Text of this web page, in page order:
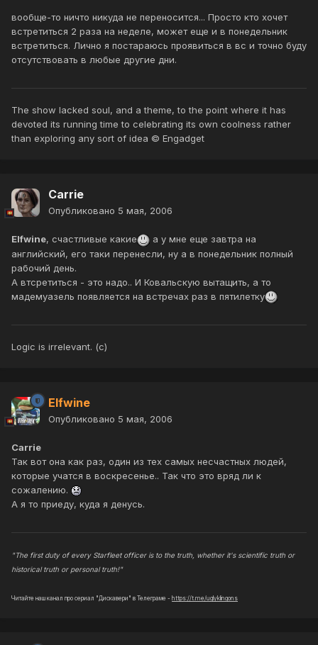
вообще-то ничто никуда не переносится... Просто кто хочет
встретиться 2 раза на неделе, может еще и в понедельник
встретиться. Лично я постараюсь проявиться в вс и точно буду
отсутствовать в любые другие дни.
The show lacked soul, and a theme, to the point where it has
devoted its running time to celebrating its own coolness rather
than exploring any sort of idea © Engadget
Carrie
Опубликовано 5 мая, 2006
Elfwine, счастливые какие
а у мне еще завтра на
английский, его таки перенесли, ну а в понедельник полный
рабочий день.
А втсретиться - это надо.. И Ковальскую вытащить, а то
мадемуазель появляется на встречах раз в пятилетку
Logic is irrelevant. (с)
Elfwine
Опубликовано 5 мая, 2006
Carrie
Так вот она как раз, один из тех самых несчастных людей,
которые учатся в воскресенье.. Так что это вряд ли к
сожалению.
А я то приеду, куда я денусь.
"The first duty of every Starfleet officer is to the truth, whether it's scientific truth or
historical truth or personal truth!"
Читайте наш канал про сериал "Дискавери" в Телеграме - https://t.me/uglyklingons